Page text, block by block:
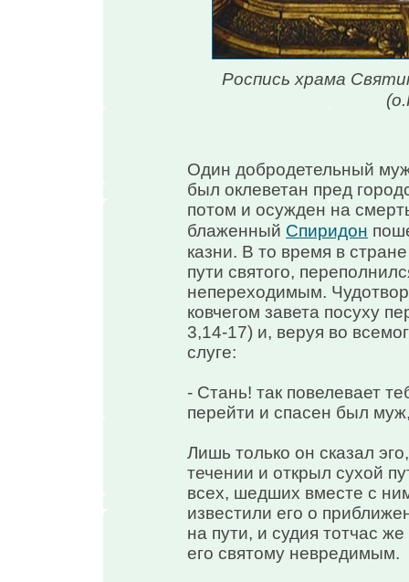
Роспись храма
Один добродетельный
был оклеветан пред
потом и осужден на
блаженный Спиридон
казни. В то время в
пути святого,
непереходимым.
ковчегом завета посуху
3,14-17) и, веруя во
слуге:
- Стань! так повелевает
перейти и спасен был
Лишь только он сказал
течении и открыл сухой
всех, шедших вместе с
известили его о
на пути, и судия тотчас
его святому невредимым.